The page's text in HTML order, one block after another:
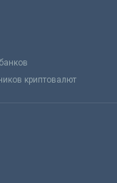
криптовалют